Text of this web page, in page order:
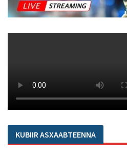
KUBIIR ASXAABTEENNA